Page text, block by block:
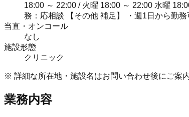
18:00 ～ 22:00 / 火曜 18:00 ～ 22:00 水曜
務：応相談 【その他 補足】 ・週1日から勤務
当直・オンコール
なし
施設形態
クリニック
※ 詳細な所在地・施設名はお問い合わせ後にご案
業務内容